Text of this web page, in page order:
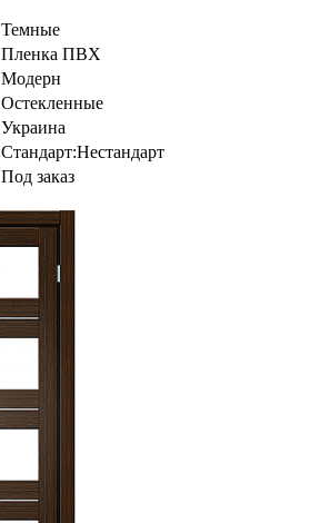
Темные
Пленка ПВХ
Модерн
Остекленные
Украина
Стандарт:Нестандарт
Под заказ